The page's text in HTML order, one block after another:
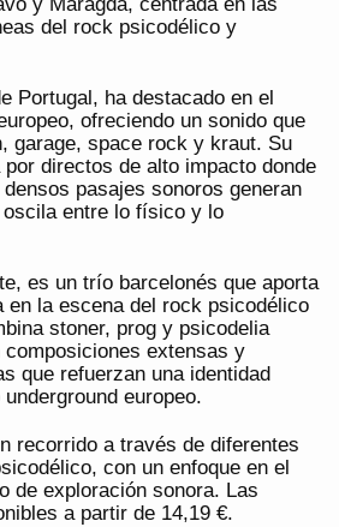
del rock psicodélico y
Portugal, ha destacado en el
ofreciendo un sonido que
garage, space rock y kraut. Su
directos de alto impacto donde
pasajes sonoros generan
entre lo físico y lo
es un trío barcelonés que aporta
en la escena del rock psicodélico
stoner, prog y psicodelia
extensas y
que refuerzan una identidad
europeo.
recorrido a través de diferentes
con un enfoque en el
de exploración sonora. Las
a partir de 14,19 €.